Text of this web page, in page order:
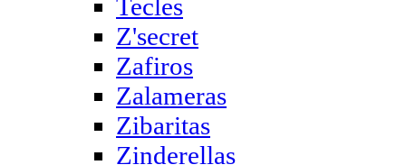
Tecles
Z'secret
Zafiros
Zalameras
Zibaritas
Zinderellas